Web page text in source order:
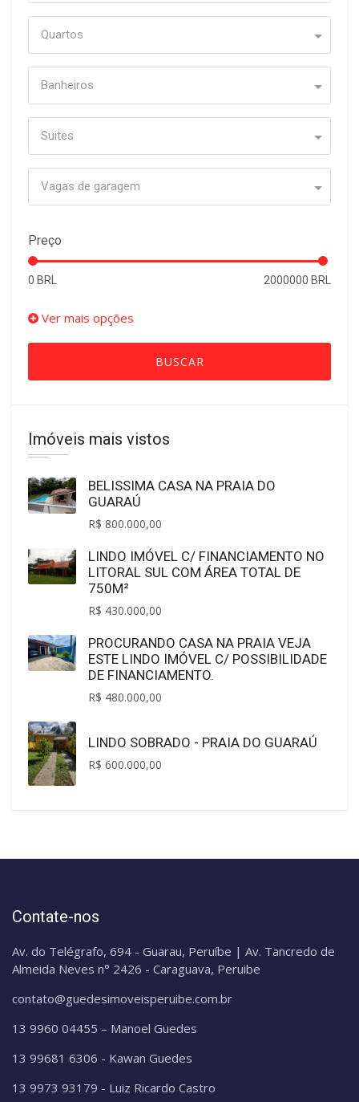
Quartos
Banheiros
Suites
Vagas de garagem
Preço
0 BRL 2000000 BRL
Ver mais opções
BUSCAR
Imóveis mais vistos
BELISSIMA CASA NA PRAIA DO
GUARAÚ
R$ 800.000,00
LINDO IMÓVEL C/ FINANCIAMENTO NO
LITORAL SUL COM ÁREA TOTAL DE
750M²
R$ 430.000,00
PROCURANDO CASA NA PRAIA VEJA
ESTE LINDO IMÓVEL C/ POSSIBILIDADE
DE FINANCIAMENTO.
R$ 480.000,00
LINDO SOBRADO - PRAIA DO GUARAÚ
R$ 600.000,00
Contate-nos
Av. do Telégrafo, 694 - Guarau, Peruíbe | Av. Tancredo de
Almeida Neves n° 2426 - Caraguava, Peruibe
contato@guedesimoveisperuibe.com.br
13 9960 04455 – Manoel Guedes
13 99681 6306 - Kawan Guedes
13 9973 93179 - Luiz Ricardo Castro